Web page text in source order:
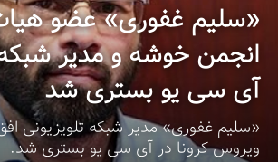
«سلیم غفوری» عضو
انجمن خوشه و مدیر
آی سی یو بستری شد
«سلیم غفوری» مدیر شبکه تلویزیونی افق
ویروس کرونا در آی سی یو بستری شد.